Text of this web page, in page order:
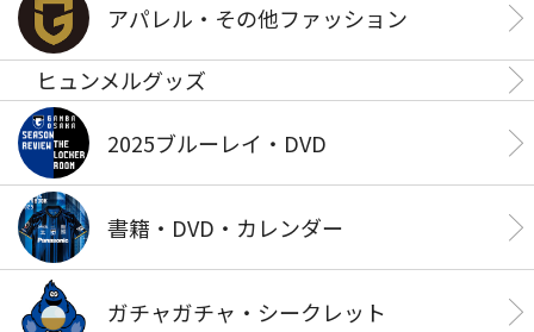
アパレル・その他ファッション
ヒュンメルグッズ
2025ブルーレイ・DVD
書籍・DVD・カレンダー
ガチャガチャ・シークレット